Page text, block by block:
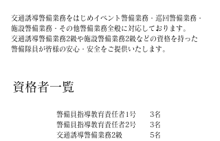
交通誘導警備業務をはじめイベント警備業務・巡回警備業務・
施設警備業務・その他警備業務全般に対応しております。
​交通誘導警備業務2級や施設警備業務2級などの資格を持った
警備隊員が皆様の安心・安全をご提供いたします。
資格者一覧
警備員指導教育責任者1号 3名
警備員指導教育責任者2号 3名
交通誘導警備業務2級 5名